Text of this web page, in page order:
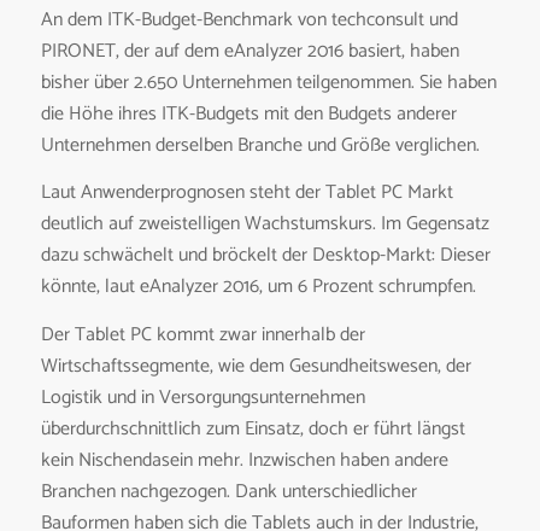
An dem ITK-Budget-Benchmark von techconsult und
PIRONET, der auf dem eAnalyzer 2016 basiert, haben
bisher über 2.650 Unternehmen teilgenommen. Sie haben
die Höhe ihres ITK-Budgets mit den Budgets anderer
Unternehmen derselben Branche und Größe verglichen.
Laut Anwenderprognosen steht der Tablet PC Markt
deutlich auf zweistelligen Wachstumskurs. Im Gegensatz
dazu schwächelt und bröckelt der Desktop-Markt: Dieser
könnte, laut eAnalyzer 2016, um 6 Prozent schrumpfen.
Der Tablet PC kommt zwar innerhalb der
Wirtschaftssegmente, wie dem Gesundheitswesen, der
Logistik und in Versorgungsunternehmen
überdurchschnittlich zum Einsatz, doch er führt längst
kein Nischendasein mehr. Inzwischen haben andere
Branchen nachgezogen. Dank unterschiedlicher
Bauformen haben sich die Tablets auch in der Industrie,